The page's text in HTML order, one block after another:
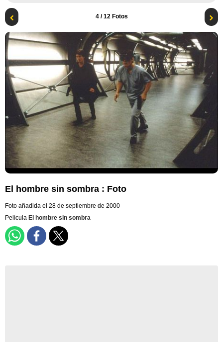
4/ 12 Fotos
El hombre sin sombra : Foto
Foto añadida el 28 de septiembre de 2000
Película El hombre sin sombra